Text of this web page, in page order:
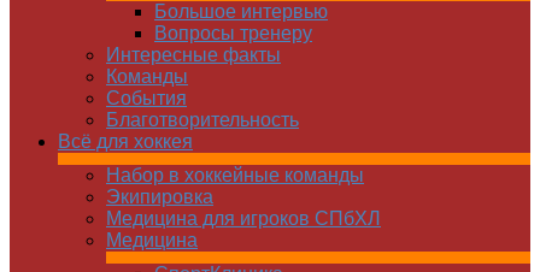
Большое интервью
Вопросы тренеру
Интересные факты
Команды
Cобытия
Благотворительность
Всё для хоккея
Набор в хоккейные команды
Экипировка
Медицина для игроков СПбХЛ
Медицина